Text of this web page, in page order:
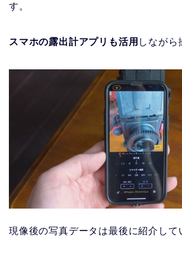
す。
スマホの露出計アプリも活用 しながら
現像後の写真データは最後に紹介して